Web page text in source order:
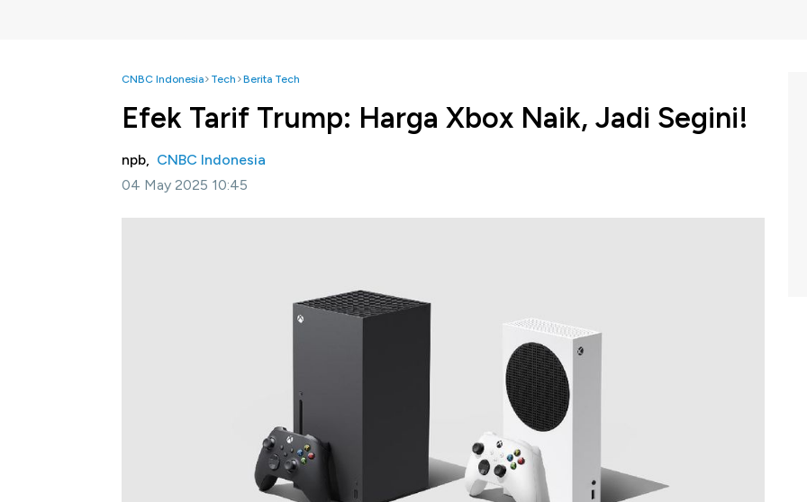
CNBC Indonesia Tech Berita Tech
Efek Tarif Trump: Harga Xbox Naik, Jadi Segini!
npb, CNBC Indonesia
04 May 2025 10:45